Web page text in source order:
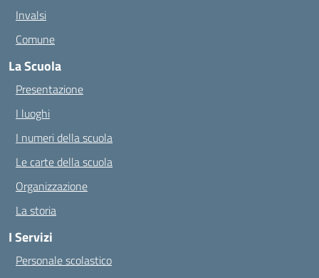
Invalsi
Comune
La Scuola
Presentazione
I luoghi
I numeri della scuola
Le carte della scuola
Organizzazione
La storia
I Servizi
Personale scolastico